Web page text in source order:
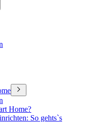
Home?
So gehts`s